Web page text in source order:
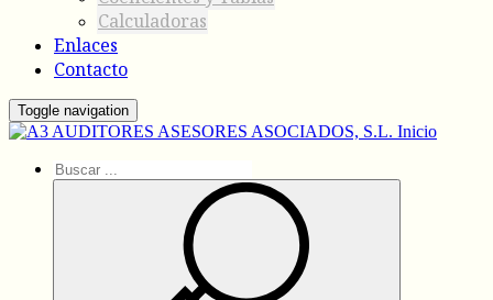
Calculadoras
Enlaces
Contacto
Toggle navigation
Inicio